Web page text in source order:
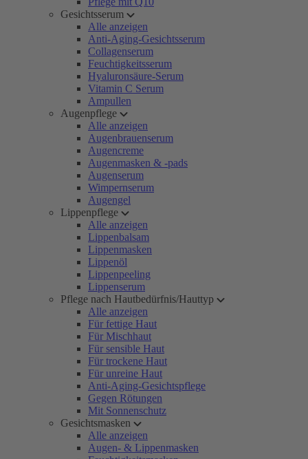
Gesichtsserum
Alle anzeigen
Anti-Aging-Gesichtsserum
Collagenserum
Feuchtigkeitsserum
Hyaluronsäure-Serum
Vitamin C Serum
Ampullen
Augenpflege
Alle anzeigen
Augenbrauenserum
Augencreme
Augenmasken & -pads
Augenserum
Wimpernserum
Augengel
Lippenpflege
Alle anzeigen
Lippenbalsam
Lippenmasken
Lippenöl
Lippenpeeling
Lippenserum
Pflege nach Hautbedürfnis/Hauttyp
Alle anzeigen
Für fettige Haut
Für Mischhaut
Für sensible Haut
Für trockene Haut
Für unreine Haut
Anti-Aging-Gesichtspflege
Gegen Rötungen
Mit Sonnenschutz
Gesichtsmasken
Alle anzeigen
Augen- & Lippenmasken